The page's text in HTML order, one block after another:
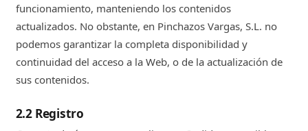
funcionamiento, manteniendo los contenidos
actualizados. No obstante, en Pinchazos Vargas, S.L. no
podemos garantizar la completa disponibilidad y
continuidad del acceso a la Web, o de la actualización de
sus contenidos.
2.2 Registro